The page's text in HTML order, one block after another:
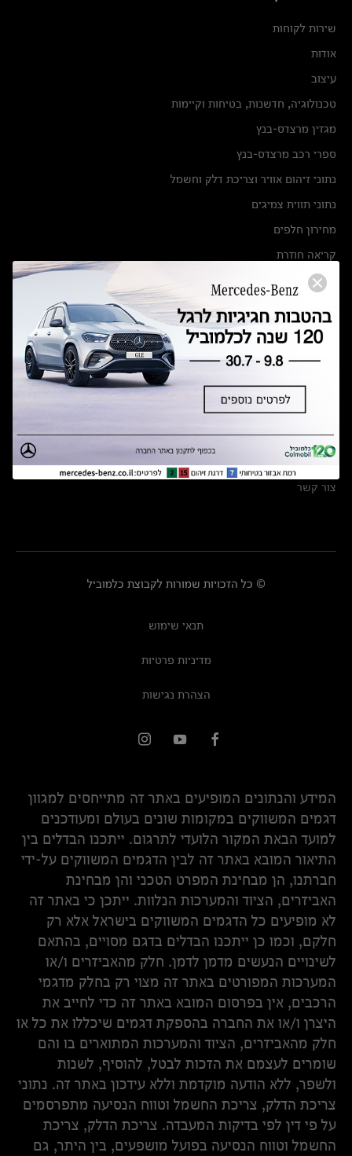
שירות לקוחות
אודות
עיצוב
טכנולוגיה, חדשנות, בטיחות וקיימות
מגזין מרצדס-בנץ
ספרי רכב מרצדס-בנץ
נתוני זיהום אוויר וצריכת דלק וחשמל
נתוני תווית צמיגים
מחירון חלפים
קריאה חוזרת
הודעה על הטבות לרכבי מרצדס בהסדר פשרה בתצ 56447-02-19
תקנון ימי מכירות 120 לכלמוביל
מצאו אותנו
אולמות תצוגה
מרכזי שירות
צור קשר
© כל הזכויות שמורות לקבוצת כלמוביל
תנאי שימוש
מדיניות פרטיות
הצהרת נגישות
המידע והנתונים המופיעים באתר זה מתייחסים למגוון
דגמים המשווקים במקומות שונים בעולם ומעודכנים
למועד הבאת המקור הלועדי לתרגום. ייתכנו הבדלים בין
התיאור המובא באתר זה לבין הדגמים המשווקים על-ידי
חברתנו, הן מבחינת המפרט הטכני והן מבחינת
האביזרים, הציוד והמערכות הנלוות. ייתכן כי באתר זה
לא מופיעים כל הדגמים המשווקים בישראל אלא רק
חלקם, וכמו כן ייתכנו הבדלים בדגם מסויים, בהתאם
לשינויים הנעשים מדמן לדמן. חלק מהאביזרים ו/או
המערכות המפורטים באתר זה מצוי רק בחלק מדגמי
הרכבים, אין בפרסום המובא באתר זה כדי לחייב את
היצרן ו/או את החברה בהספקת דגמים שיכללו את כל או
חלק מהאביזרים, הציוד והמערכות המתוארים בו והם
שומרים לעצמם את הזכות לבטל, להוסיף, לשנות
ולשפר, ללא הודעה מוקדמת וללא עידכון באתר זה. נתוני
צריכת הדלק, צריכת החשמל וטווח הנסיעה מתפרסמים
על פי דין לפי בדיקות המעבדה. צריכת הדלק, צריכת
החשמל וטווח הנסיעה בפועל מושפעים, בין היתר, גם